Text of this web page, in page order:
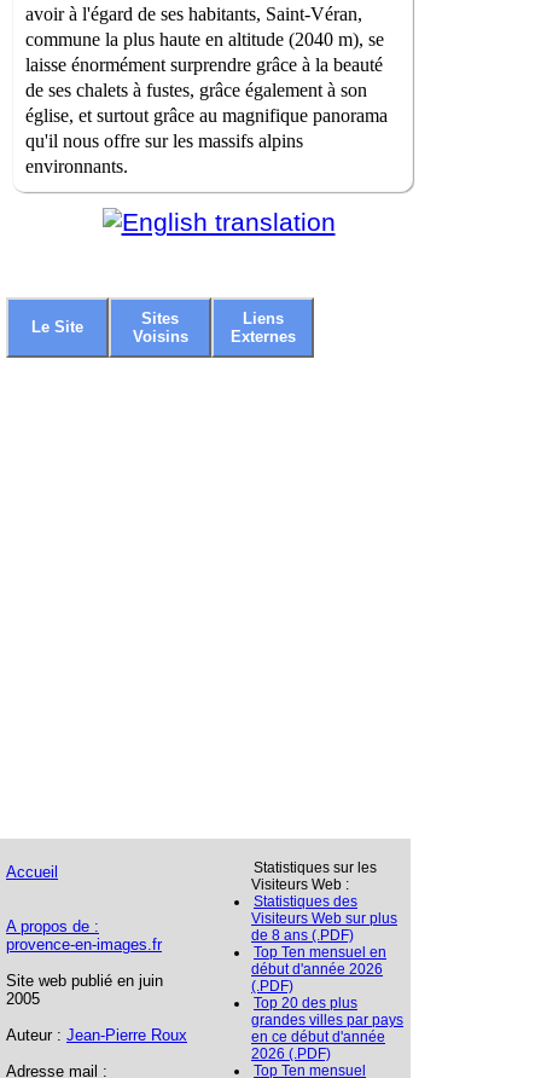
avoir à l'égard de ses habitants, Saint-Véran,
commune la plus haute en altitude (2040 m), se
laisse énormément surprendre grâce à la beauté
de ses chalets à fustes, grâce également à son
église, et surtout grâce au magnifique panorama
qu'il nous offre sur les massifs alpins
environnants.
Le Site
Sites
Voisins
Liens
Externes
Accueil
A propos de :
provence-en-images.fr
Site web publié en juin
2005
Auteur : Jean-Pierre Roux
Adresse mail :
Statistiques sur les
Visiteurs Web :
Statistiques des
Visiteurs Web sur plus
de 8 ans (.PDF)
Top Ten mensuel en
début d'année 2026
(.PDF)
Top 20 des plus
grandes villes par pays
en ce début d'année
2026 (.PDF)
Top Ten mensuel